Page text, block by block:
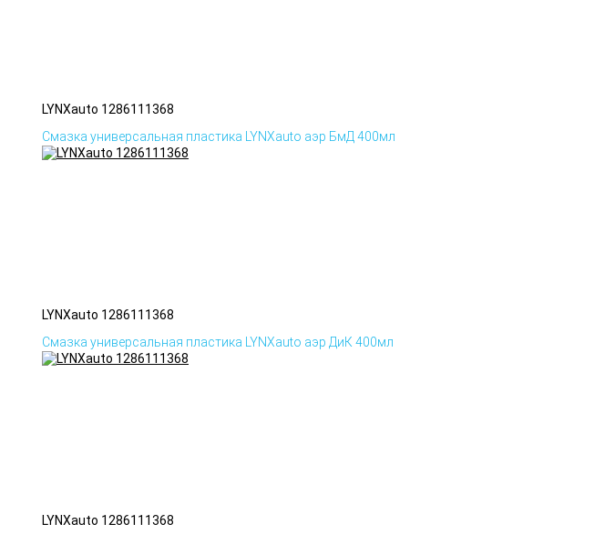
LYNXauto 1286111368
Смазка универсальная пластика LYNXauto аэр БмД 400мл
LYNXauto 1286111368
Смазка универсальная пластика LYNXauto аэр ДиК 400мл
LYNXauto 1286111368